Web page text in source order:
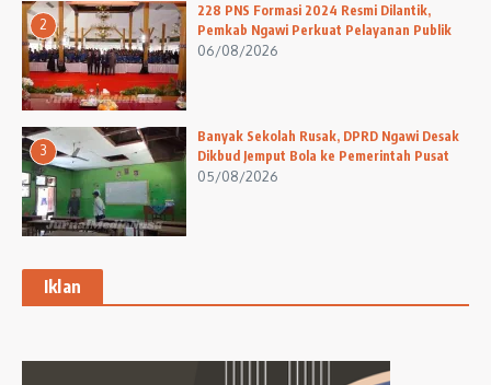
2
228 PNS Formasi 2024 Resmi Dilantik,
Pemkab Ngawi Perkuat Pelayanan Publik
06/08/2026
3
Banyak Sekolah Rusak, DPRD Ngawi Desak
Dikbud Jemput Bola ke Pemerintah Pusat
05/08/2026
Iklan